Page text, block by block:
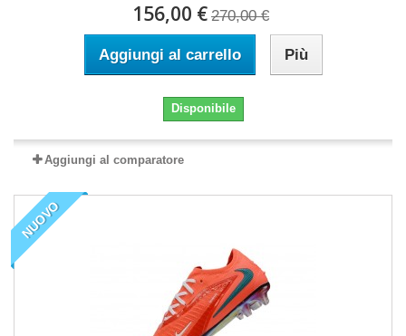
156,00 € 270,00 €
Aggiungi al carrello Più
Disponibile
Aggiungi al comparatore
NUOVO